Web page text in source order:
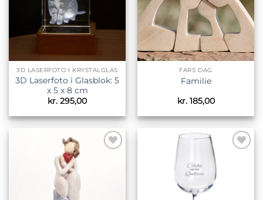
3D LASERFOTO I KRYSTALGLAS
3D Laserfoto i Glasblok: 5
x 5 x 8 cm
kr. 295,00
FARS DAG
Familie
kr.185,00
ønskeliste